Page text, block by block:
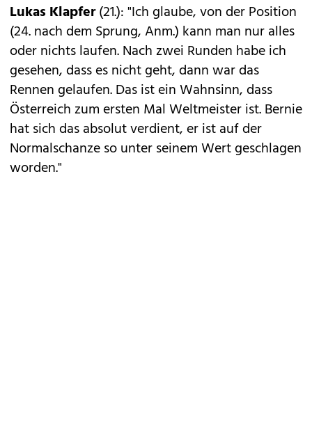
Lukas Klapfer(21.): "Ich glaube, von der Position
(24. nach dem Sprung, Anm.) kann man nur alles
oder nichts laufen. Nach zwei Runden habe ich
gesehen, dass es nicht geht, dann war das
Rennen gelaufen. Das ist ein Wahnsinn, dass
Österreich zum ersten Mal Weltmeister ist. Bernie
hat sich das absolut verdient, er ist auf der
Normalschanze so unter seinem Wert geschlagen
worden."